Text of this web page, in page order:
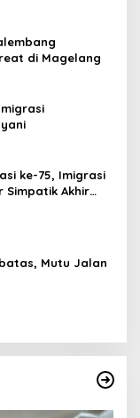
di Magelang
ke-75, Imigrasi
Simpatik Akhir
Mutu Jalan